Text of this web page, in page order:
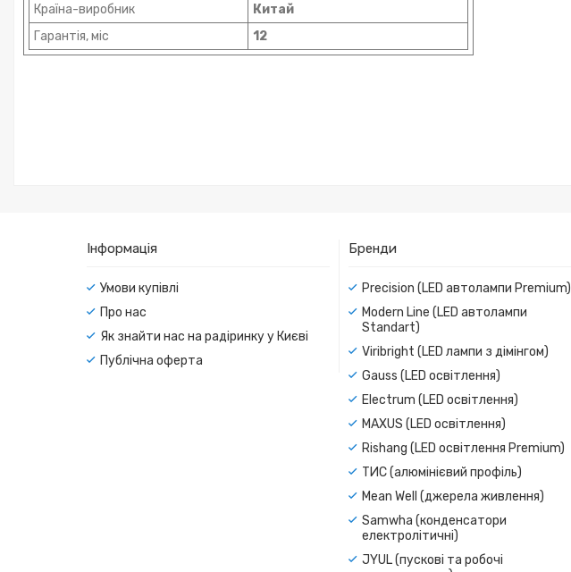
Країна-виробник
Китай
Гарантія, міс
12
Інформація
Умови купівлі
Про нас
Як знайти нас на радіринку у Києві
Публічна оферта
Бренди
Precision (LED автолампи Premium)
Modern Line (LED автолампи
Standart)
Viribright (LED лампи з дімінгом)
Gauss (LED освітлення)
Electrum (LED освітлення)
MAXUS (LED освітлення)
Rishang (LED освітлення Premium)
ТИС (алюмінієвий профіль)
Mean Well (джерела живлення)
Samwha (конденсатори
електролітичні)
JYUL (пускові та робочі